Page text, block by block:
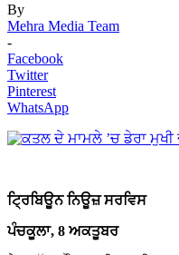
By
Mehra Media Team
-
Facebook
Twitter
Pinterest
WhatsApp
ਟ੍ਰਿਬਿਊਨ ਨਿਊਜ਼ ਸਰਵਿਸ
ਪੰਚਕੂਲਾ, 8 ਅਕਤੂਬਰ